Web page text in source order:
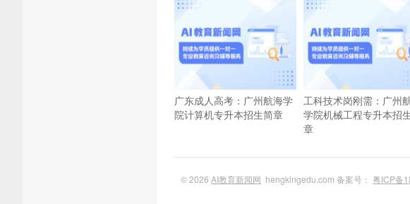
广东成人高考：广州航海学
院计算机专升本招生简章
工科技术岗刚需：广州
学院机械工程专升本招
章
© 2026 AI教育新闻网 hengkingedu.com 备案号： 粤ICP备